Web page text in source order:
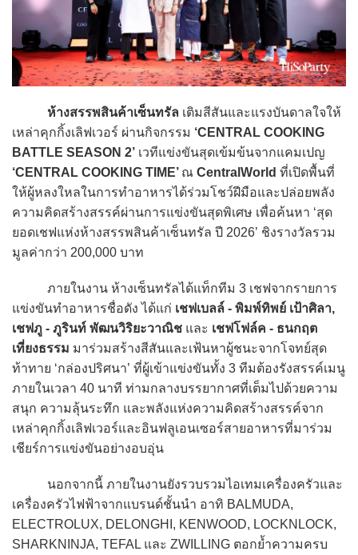
ห้างสรรพสินค้าเซ็นทรัล เติมสีสันและแรงบันดาลใจให้
เหล่าคุกกิ้งเลิฟเวอร์ ผ่านกิจกรรม ‘CENTRAL COOKING
BATTLE SEASON 2’ เวทีแข่งขันสุดเข้มข้นจากแคมเปญ
‘CENTRAL COOKING TIME’ ณ CentralWorld ที่เปิดพื้นที่
ให้ผู้หลงใหลในการทำอาหารได้ร่วมโชว์ฝีมือและปล่อยพลัง
ความคิดสร้างสรรค์ผ่านการแข่งขันสุดพิเศษ เพื่อค้นหา ‘สุด
ยอดเชฟแห่งห้างสรรพสินค้าเซ็นทรัล ปี 2026’ ชิงรางวัลรวม
มูลค่ากว่า 200,000 บาท
ภายในงาน ห้างเซ็นทรัลได้แท็กทีม 3 เชฟจากรายการ
แข่งขันทำอาหารชื่อดัง ได้แก่ เชฟเบลล์ - พิมพ์ทิพย์ เป้าศิลา,
เชฟภู - ภูรินท์ พัฒนวิริยะวาณิช และ เชฟโฟล์ค - ธนกฤต
เที่ยงธรรม มาร่วมสร้างสีสันและเฟ้นหาผู้ชนะจากโจทย์สุด
ท้าทาย ‘กล่องปริศนา’ ที่ผู้เข้าแข่งขันทั้ง 3 ทีมต้องรังสรรค์เมนู
ภายในเวลา 40 นาที ท่ามกลางบรรยากาศที่เต็มไปด้วยความ
สนุก ความลุ้นระทึก และพลังแห่งความคิดสร้างสรรค์จาก
เหล่าคุกกิ้งเลิฟเวอร์และอินฟลูเอนเซอร์สายอาหารที่มาร่วม
เชียร์การแข่งขันอย่างอบอุ่น
นอกจากนี้ ภายในงานยังรวบรวมไอเทมเครื่องครัวและ
เครื่องครัวไฟฟ้าจากแบรนด์ชั้นนำ อาทิ BALMUDA,
ELECTROLUX, DELONGHI, KENWOOD, LOCKNLOCK,
SHARKNINJA, TEFAL และ ZWILLING ตอกย้ำความครบ